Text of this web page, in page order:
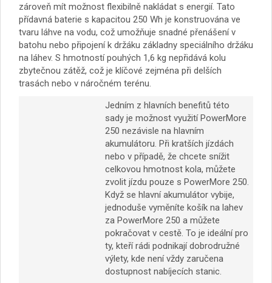
zároveň mít možnost flexibilně nakládat s energií. Tato
přídavná baterie s kapacitou 250 Wh je konstruována ve
tvaru láhve na vodu, což umožňuje snadné přenášení v
batohu nebo připojení k držáku základny speciálního držáku
na láhev. S hmotností pouhých 1,6 kg nepřidává kolu
zbytečnou zátěž, což je klíčové zejména při delších
trasách nebo v náročném terénu.
Jedním z hlavních benefitů této
sady je možnost využití PowerMore
250 nezávisle na hlavním
akumulátoru. Při kratších jízdách
nebo v případě, že chcete snížit
celkovou hmotnost kola, můžete
zvolit jízdu pouze s PowerMore 250.
Když se hlavní akumulátor vybije,
jednoduše vyměníte košík na lahev
za PowerMore 250 a můžete
pokračovat v cestě. To je ideální pro
ty, kteří rádi podnikají dobrodružné
výlety, kde není vždy zaručena
dostupnost nabíjecích stanic.